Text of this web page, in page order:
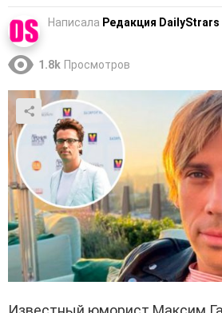
Написала Редакция DailyStrars
1.8k Просмотров